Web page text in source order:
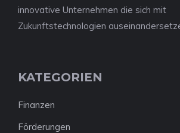
innovative Unternehmen die sich mit
Zukunftstechnologien
KATEGORIEN
Finanzen
Förderungen